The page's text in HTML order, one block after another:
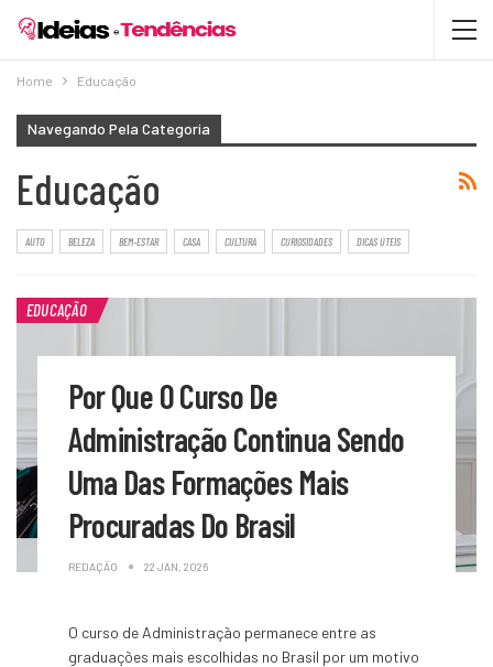
Home Educação
Navegando Pela Categoria
Educação
AUTO BELEZA BEM-ESTAR CASA CULTURA CURIOSIDADES DICAS ÚTEIS
EDUCAÇÃO
Por Que O Curso De
Administração Continua Sendo
Uma Das Formações Mais
Procuradas Do Brasil
REDAÇÃO 22 JAN, 2026
O curso de Administração permanece entre as
graduações mais escolhidas no Brasil por um motivo